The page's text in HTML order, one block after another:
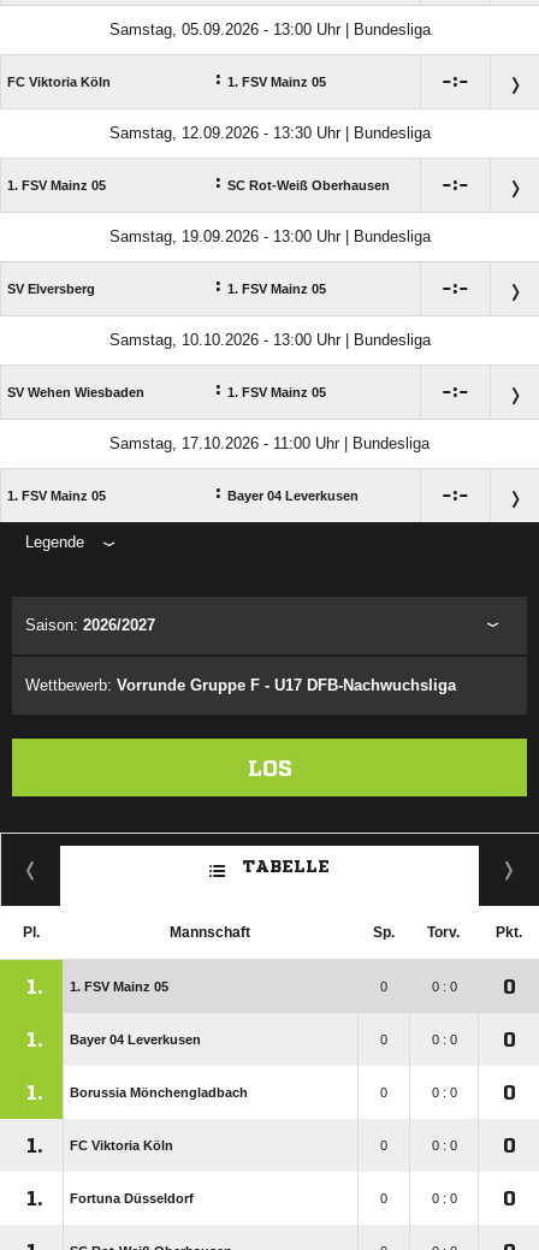
Samstag, 05.09.2026 - 13:00 Uhr | Bundesliga
FC Viktoria Köln : 1. FSV Mainz 05 :
Samstag, 12.09.2026 - 13:30 Uhr | Bundesliga
1. FSV Mainz 05 : SC Rot-Weiß Oberhausen :
Samstag, 19.09.2026 - 13:00 Uhr | Bundesliga
SV Elversberg : 1. FSV Mainz 05 :
Samstag, 10.10.2026 - 13:00 Uhr | Bundesliga
SV Wehen Wiesbaden : 1. FSV Mainz 05 :
Samstag, 17.10.2026 - 11:00 Uhr | Bundesliga
1. FSV Mainz 05 : Bayer 04 Leverkusen :
Legende
Saison: 2026/2027
Wettbewerb: Vorrunde Gruppe F - U17 DFB-Nachwuchsliga
LOS
TABELLE
Pl. Mannschaft Sp. Torv. Pkt.
1. 1. FSV Mainz 05 0 0 : 0 0
1. Bayer 04 Leverkusen 0 0 : 0 0
1. Borussia Mönchengladbach 0 0 : 0 0
1. FC Viktoria Köln 0 0 : 0 0
1. Fortuna Düsseldorf 0 0 : 0 0